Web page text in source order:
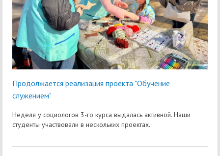
Продолжается реализация проекта "Обучение
служением"
Неделя у социологов 3-го курса выдалась активной. Наши
студенты участвовали в нескольких проектах.